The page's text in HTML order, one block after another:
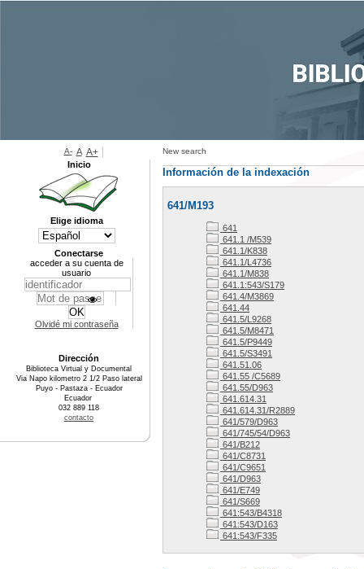
New search
Información de la indexación
641/M193
641
641.1 /M539
641.1/K838
641.1/L4736
641.1/M838
641.1:543/S179
641.4/M3869
641.44
641.5/L9268
641.5/M8471
641.5/P9449
641.5/S3491
641.51.06
641.55 /C5689
641.55/D963
641.614.31
641.614.31/R2889
641/579/D963
641/745/54/D963
641/B212
641/C8731
641/C9651
641/D963
641/E749
641/S669
641:543/B4318
641:543/D163
641:543/F335
A- A A+
Inicio
Elige idioma
Conectarse
acceder a su cuenta de
usuario
Olvidé mi contraseña
Dirección
Biblioteca Virtual y Documental
Via Napo kilometro 2 1/2 Paso lateral
Puyo - Pastaza - Ecuador
Ecuador
032 889 118
contacto